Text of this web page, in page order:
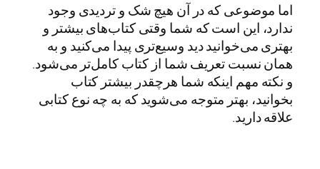
اما موضوعی که در آن هیچ شک و تردیدی وجود
ندارد، این است که شما وقتی کتاب‌های بیشتر و
بهتری می‌خوانید دید وسیع‌تری پیدا می‌کنید و به
همان نسبت تعریف شما از کتاب کامل‌تر می‌شود.
و نکته مهم اینکه شما هرچقدر بیشتر کتاب
بخوانید، بهتر متوجه می‌شوید که به چه نوع کتابی
علاقه دارید.